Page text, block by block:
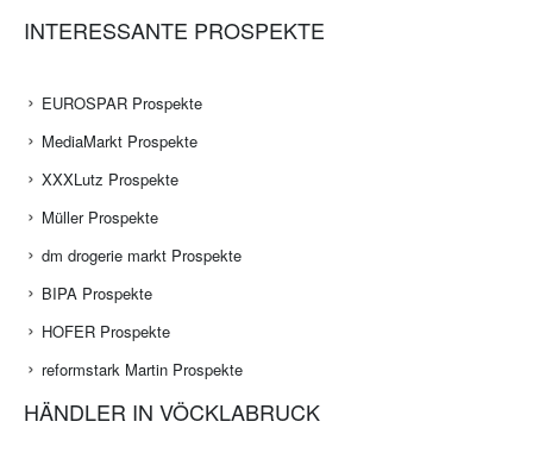
INTERESSANTE PROSPEKTE
EUROSPAR Prospekte
MediaMarkt Prospekte
XXXLutz Prospekte
Müller Prospekte
dm drogerie markt Prospekte
BIPA Prospekte
HOFER Prospekte
reformstark Martin Prospekte
HÄNDLER IN VÖCKLABRUCK